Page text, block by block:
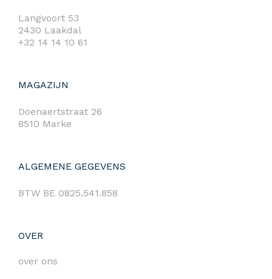
Langvoort 53
2430 Laakdal
+32 14 14 10 61
MAGAZIJN
Doenaertstraat 26
8510 Marke
ALGEMENE GEGEVENS
BTW BE 0825.541.858
OVER
over ons